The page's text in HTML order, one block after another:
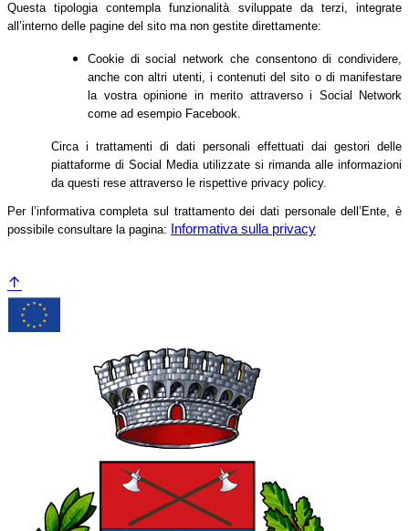
Questa tipologia contempla funzionalità sviluppate da terzi, integrate
all’interno delle pagine del sito ma non gestite direttamente:
Cookie di social network che consentono di condividere,
anche con altri utenti, i contenuti del sito o di manifestare
la vostra opinione in merito attraverso i Social Network
come ad esempio Facebook.
Circa i trattamenti di dati personali effettuati dai gestori delle
piattaforme di Social Media utilizzate si rimanda alle informazioni
da questi rese attraverso le rispettive privacy policy.
Per l’informativa completa sul trattamento dei dati personale dell’Ente, è
possibile consultare la pagina:
Informativa sulla privacy